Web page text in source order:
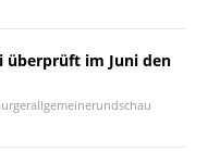
überprüft im Juni den